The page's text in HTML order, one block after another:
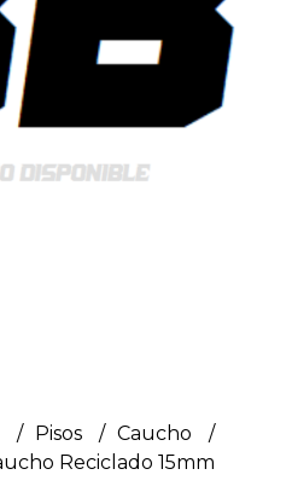
Pisos
Caucho
Reciclado 15mm